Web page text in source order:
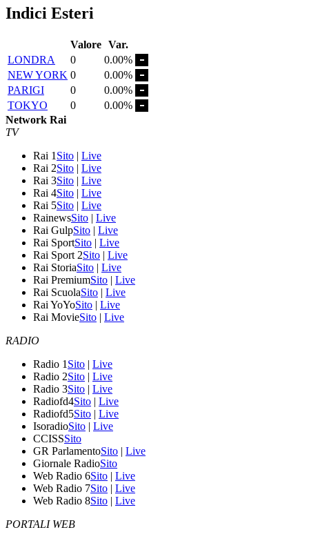
Indici Esteri
Valore Var.
LONDRA
0
0.00%
NEW YORK 0
0.00%
PARIGI
0
0.00%
TOKYO
0
0.00%
Network Rai
TV
Rai 1 Sito | Live
Rai 2Sito | Live
Rai 3Sito | Live
Rai 4Sito | Live
Rai 5Sito | Live
RainewsSito | Live
Rai GulpSito | Live
Rai SportSito | Live
Rai Sport 2Sito | Live
Rai StoriaSito | Live
Rai PremiumSito | Live
Rai ScuolaSito | Live
Rai YoYoSito | Live
Rai MovieSito | Live
RADIO
Radio 1 Sito | Live
Radio 2Sito | Live
Radio 3Sito | Live
Radiofd4Sito | Live
Radiofd5Sito | Live
IsoradioSito | Live
CCISSSito
GR ParlamentoSito | Live
Giornale RadioSito
Web Radio 6Sito | Live
Web Radio 7Sito | Live
Web Radio 8Sito | Live
PORTALI WEB